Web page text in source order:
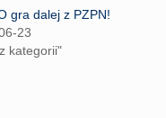
gra dalej z PZPN!
23
kategorii"